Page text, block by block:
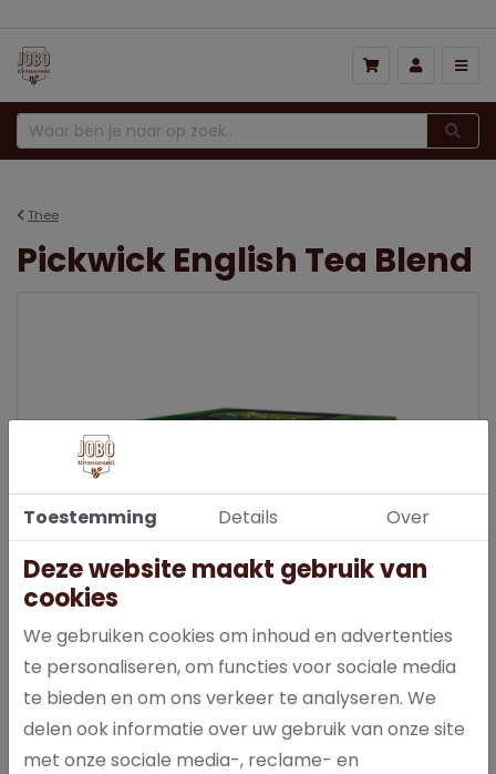
Thee
Pickwick English Tea Blend
Deze rijke theemelange is samengesteld uit Rainforest Alliance
gecertificeerde theesoorten van de beste theelanden. Deze
geven de melange een eigen karakter en evenwicht in geur en
smaak. Theezakjes met envelop in grootverpakking. Het
gewicht van de zakjes bedraagt 2 gram, voor 1 kopje thee.
Toestemming Details Over
Deze website maakt gebruik van
cookies
We gebruiken cookies om inhoud en advertenties
te personaliseren, om functies voor sociale media
te bieden en om ons verkeer te analyseren. We
delen ook informatie over uw gebruik van onze site
met onze sociale media-, reclame- en